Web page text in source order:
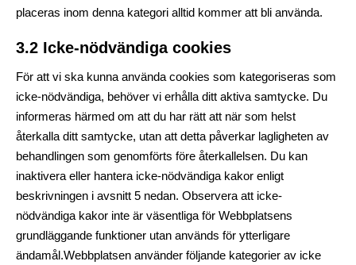
placeras inom denna kategori alltid kommer att bli använda.
3.2 Icke-nödvändiga cookies
För att vi ska kunna använda cookies som kategoriseras som
icke-nödvändiga, behöver vi erhålla ditt aktiva samtycke. Du
informeras härmed om att du har rätt att när som helst
återkalla ditt samtycke, utan att detta påverkar lagligheten av
behandlingen som genomförts före återkallelsen. Du kan
inaktivera eller hantera icke-nödvändiga kakor enligt
beskrivningen i avsnitt 5 nedan. Observera att icke-
nödvändiga kakor inte är väsentliga för Webbplatsens
grundläggande funktioner utan används för ytterligare
ändamål.Webbplatsen använder följande kategorier av icke